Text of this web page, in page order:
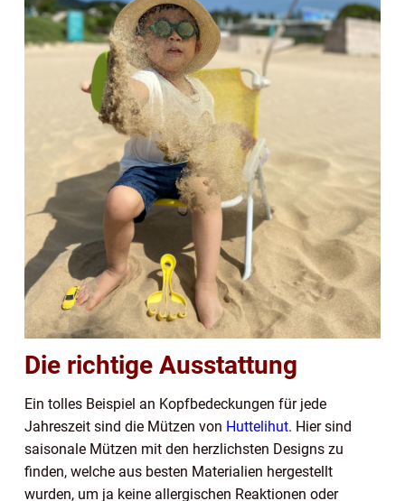
Die richtige Ausstattung
Ein tolles Beispiel an Kopfbedeckungen für jede
Jahreszeit sind die Mützen von Huttelihut. Hier sind
saisonale Mützen mit den herzlichsten Designs zu
finden, welche aus besten Materialien hergestellt
wurden, um ja keine allergischen Reaktionen oder